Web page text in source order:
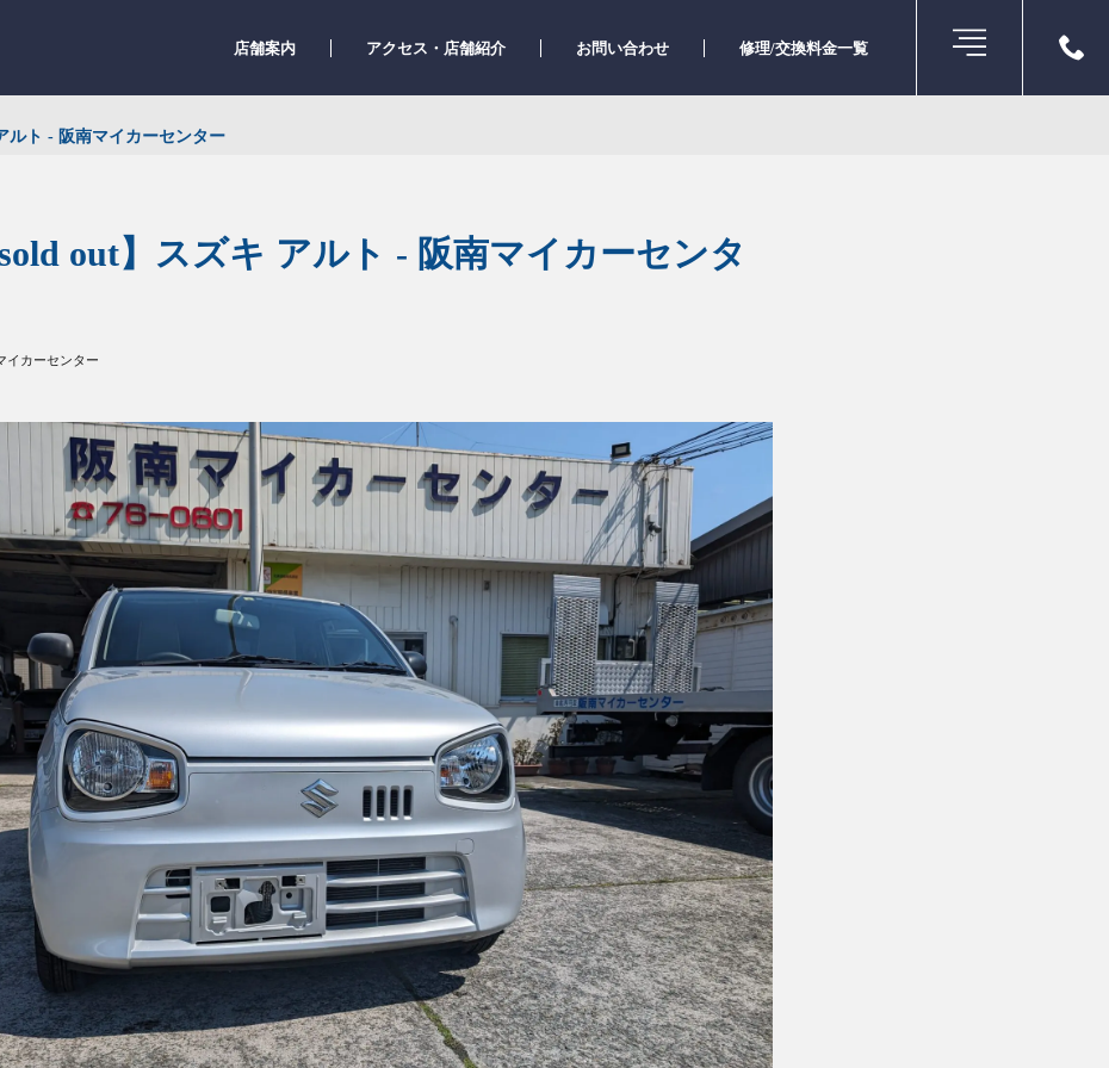
店舗案内 アクセス・店舗紹介 お問い合わせ 修理/交換料金一覧
ルト - 阪南マイカーセンター
sold out】スズキ アルト - 阪南マイカーセンタ
イカーセンター